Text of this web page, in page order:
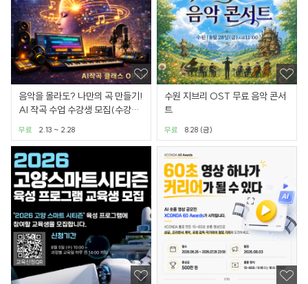
음악을 몰라도? 나만의 곡 만들기!
AI 작곡 수업 수강생 모집(수강료
2.13 ~ 2.28
무료
수원 지브리 OST 무료 음악 콘서
트
8.28 (금)
무료